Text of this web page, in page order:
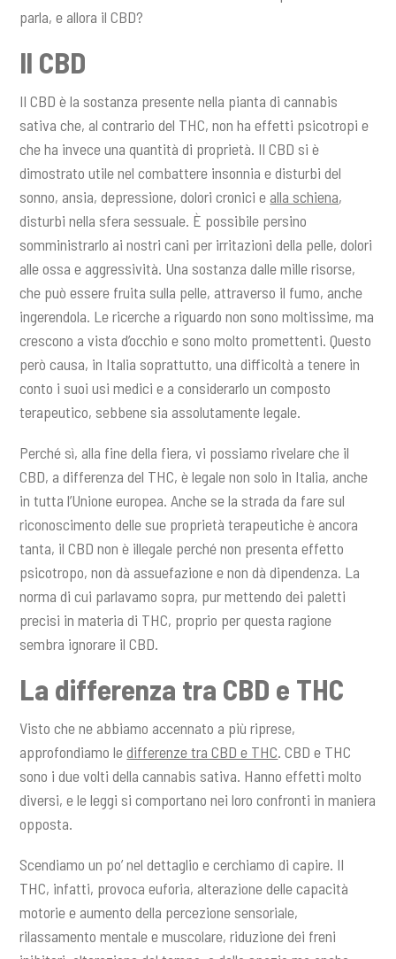
parla, e allora il CBD?
Il CBD
Il CBD è la sostanza presente nella pianta di cannabis
sativa che, al contrario del THC, non ha effetti psicotropi e
che ha invece una quantità di proprietà. Il CBD si è
dimostrato utile nel combattere insonnia e disturbi del
sonno, ansia, depressione, dolori cronici ealla schiena,
disturbi nella sfera sessuale. È possibile persino
somministrarlo ai nostri cani per irritazioni della pelle, dolori
alle ossa e aggressività. Una sostanza dalle mille risorse,
che può essere fruita sulla pelle, attraverso il fumo, anche
ingerendola. Le ricerche a riguardo non sono moltissime, ma
crescono a vista d’occhio e sono molto promettenti. Questo
però causa, in Italia soprattutto, una difficoltà a tenere in
conto i suoi usi medici e a considerarlo un composto
terapeutico, sebbene sia assolutamente legale.
Perché sì, alla fine della fiera, vi possiamo rivelare che il
CBD, a differenza del THC, è legale non solo in Italia, anche
in tutta l’Unione europea. Anche se la strada da fare sul
riconoscimento delle sue proprietà terapeutiche è ancora
tanta, il CBD non è illegale perché non presenta effetto
psicotropo, non dà assuefazione e non dà dipendenza. La
norma di cui parlavamo sopra, pur mettendo dei paletti
precisi in materia di THC, proprio per questa ragione
sembra ignorare il CBD.
La differenza tra CBD e THC
Visto che ne abbiamo accennato a più riprese,
approfondiamo ledifferenze tra CBD e THC. CBD e THC
sono i due volti della cannabis sativa. Hanno effetti molto
diversi, e le leggi si comportano nei loro confronti in maniera
opposta.
Scendiamo un po’ nel dettaglio e cerchiamo di capire. Il
THC, infatti, provoca euforia, alterazione delle capacità
motorie e aumento della percezione sensoriale,
rilassamento mentale e muscolare, riduzione dei freni